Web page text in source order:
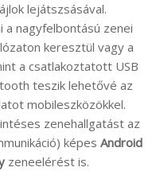
lejátszsásával.
nagyfelbontású zenei
keresztül vagy a
a csatlakoztatott USB
teszik lehetővé az
mobileszközökkel.
zenehallgatást az
képes Android
zeneelérést is.